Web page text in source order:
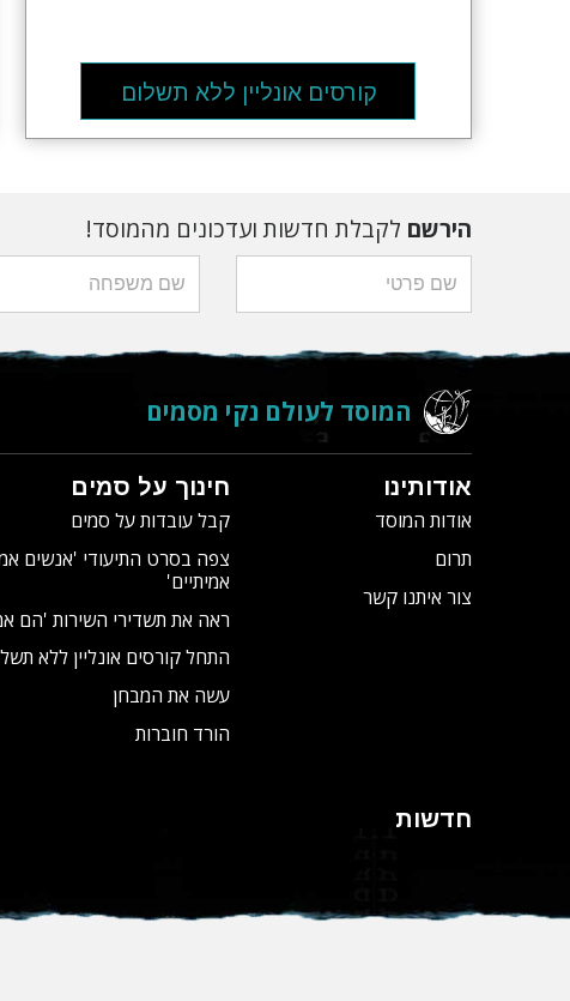
קורסים אונליין ללא תשלום
הירשם לקבלת חדשות ועדכונים מהמוסד!
המוסד לעולם נקי מסמים
אודותינו
אודות המוסד
תרום
צור איתנו קשר
חינוך על סמים
קבל עובדות על סמים
צפה בסרט התיעודי 'אנשים
אמיתיים'
ראה את תשדירי השירות 'הם
התחל קורסים אונליין ללא
עשה את המבחן
הורד חוברות
חדשות